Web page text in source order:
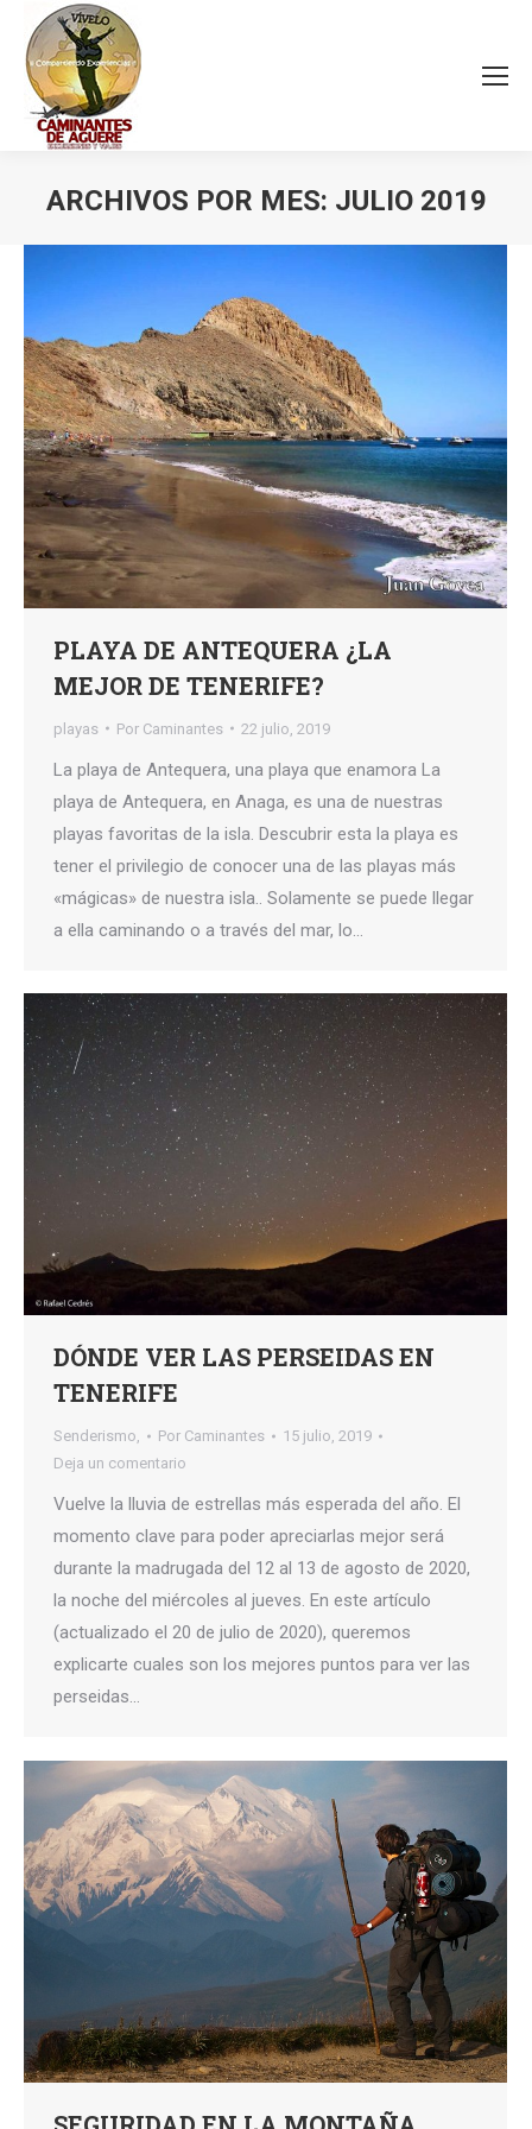
ARCHIVOS POR MES: JULIO 2019
PLAYA DE ANTEQUERA ¿LA
MEJOR DE TENERIFE?
playas Por Caminantes 22 julio, 2019
La playa de Antequera, una playa que enamora La
playa de Antequera, en Anaga, es una de nuestras
playas favoritas de la isla. Descubrir esta la playa es
tener el privilegio de conocer una de las playas más
«mágicas» de nuestra isla.. Solamente se puede llegar
a ella caminando o a través del mar, lo…
DÓNDE VER LAS PERSEIDAS EN
TENERIFE
Senderismo, Por Caminantes
15 julio, 2019
Deja un comentario
Vuelve la lluvia de estrellas más esperada del año. El
momento clave para poder apreciarlas mejor será
durante la madrugada del 12 al 13 de agosto de 2020,
la noche del miércoles al jueves. En este artículo
(actualizado el 20 de julio de 2020), queremos
explicarte cuales son los mejores puntos para ver las
perseidas…